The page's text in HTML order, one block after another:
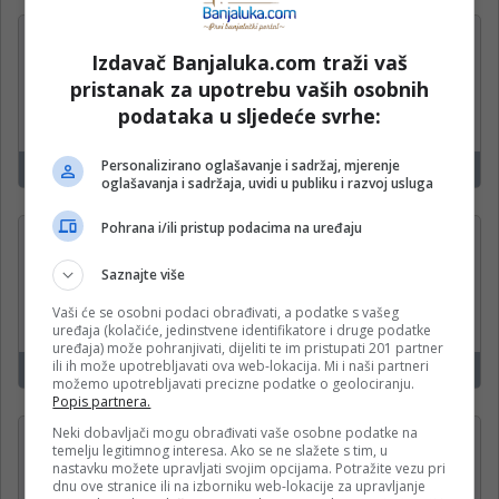
Nativ Infratek
Banjaluka
Trgovac
Market Food Outlet Globus
Banjaluka
Radnik u proizvodnji za
Premium liniju hljebova
Izdavač Banjaluka.com traži vaš
pristanak za upotrebu vaših osobnih
podataka u sljedeće svrhe:
Personalizirano oglašavanje i sadržaj, mjerenje
oglašavanja i sadržaja, uvidi u publiku i razvoj usluga
Pohrana i/ili pristup podacima na uređaju
Saznajte više
Vaši će se osobni podaci obrađivati, a podatke s vašeg
uređaja (kolačiće, jedinstvene identifikatore i druge podatke
uređaja) može pohranjivati, dijeliti te im pristupati 201 partner
ili ih može upotrebljavati ova web-lokacija. Mi i naši partneri
možemo upotrebljavati precizne podatke o geolociranju.
Popis partnera.
Neki dobavljači mogu obrađivati vaše osobne podatke na
temelju legitimnog interesa. Ako se ne slažete s tim, u
nastavku možete upravljati svojim opcijama. Potražite vezu pri
dnu ove stranice ili na izborniku web-lokacije za upravljanje